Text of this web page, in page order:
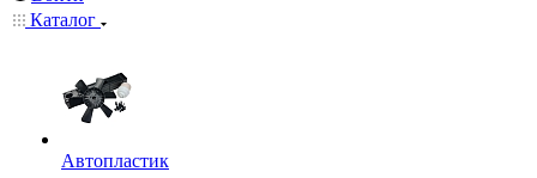
Каталог
Автопластик